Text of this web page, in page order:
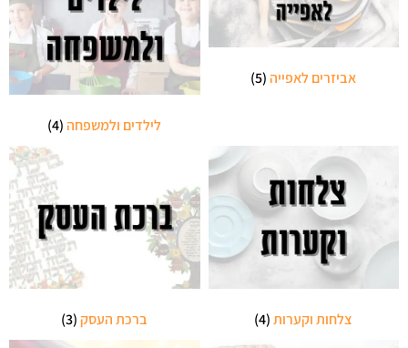
אביזרים לאפייה(5)
לילדים ולמשפחה(4)
צלחות וקערות(4) ברכת העסק(3)